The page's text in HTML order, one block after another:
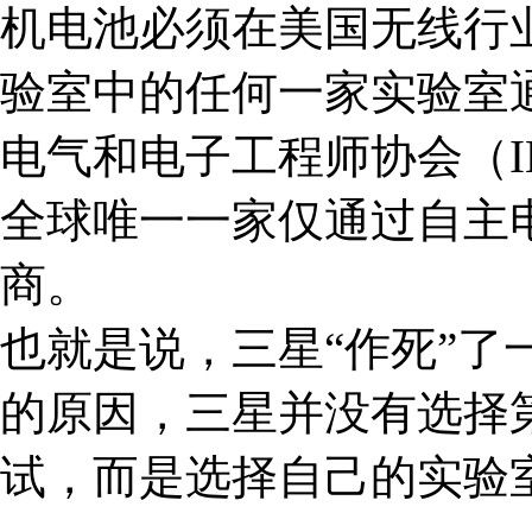
机电池必须在美国无线行
验室中的任何一家实验室
电气和电子工程师协会（
全球唯一一家仅通过自主
商。
也就是说，三星“作死”了
的原因，三星并没有选
试，而是选择自己的实验